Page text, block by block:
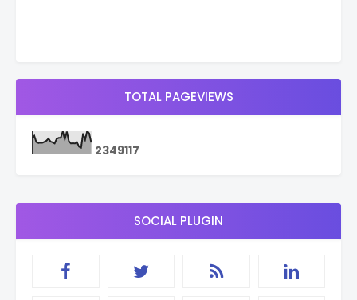
TOTAL PAGEVIEWS
2349117
SOCIAL PLUGIN